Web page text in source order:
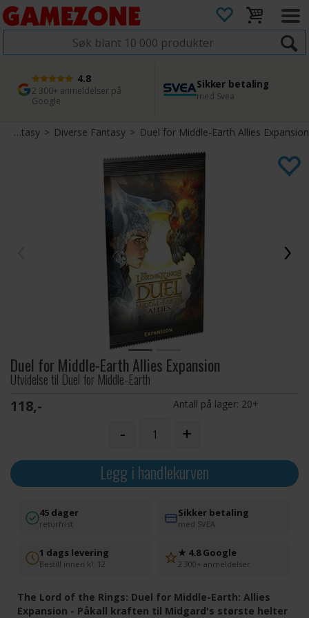
4.8
2 300+ anmeldelser på
Google
Sikker betaling
med Svea
1 dags levering
Bestill innen kl. 12
45 dager returfrist
Enkel retur
Fantasy> Diverse Fantasy> Duel for Middle-Earth Allies Expansion
Duel for Middle-Earth Allies Expansion
Utvidelse til Duel for Middle-Earth
118,- Antall på lager: 20+
- +
Legg i handlekurven
45 dager
returfrist
Sikker betaling
med SVEA
1 dags levering
Bestill innen kl. 12
★ 4.8 Google
2 300+ anmeldelser
The Lord of the Rings: Duel for Middle-Earth: Allies
Expansion - Påkall kraften til Midgard's største helter